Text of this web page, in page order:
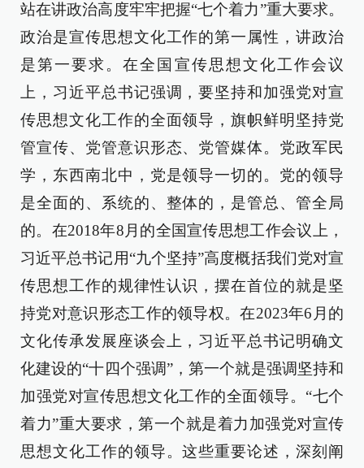
站在讲政治高度牢牢把握“七个着力”重大要求。
政治是宣传思想文化工作的第一属性，讲政治
是第一要求。在全国宣传思想文化工作会议
上，习近平总书记强调，要坚持和加强党对宣
传思想文化工作的全面领导，旗帜鲜明坚持党
管宣传、党管意识形态、党管媒体。党政军民
学，东西南北中，党是领导一切的。党的领导
是全面的、系统的、整体的，是管总、管全局
的。在2018年8月的全国宣传思想工作会议上，
习近平总书记用“九个坚持”高度概括我们党对宣
传思想工作的规律性认识，摆在首位的就是坚
持党对意识形态工作的领导权。在2023年6月的
文化传承发展座谈会上，习近平总书记明确文
化建设的“十四个强调”，第一个就是强调坚持和
加强党对宣传思想文化工作的全面领导。“七个
着力”重大要求，第一个就是着力加强党对宣传
思想文化工作的领导。这些重要论述，深刻阐